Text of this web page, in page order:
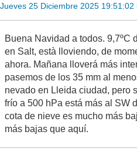
Jueves 25 Diciembre 2025 19:51:02
Buena Navidad a todos. 9,7ºC
en Salt, està lloviendo, de
ahora. Mañana lloverá más
pasemos de los 35 mm al
nevado en Lleida ciudad, pero
frío a 500 hPa está más al SW
cota de nieve es mucho más
más bajas que aquí.